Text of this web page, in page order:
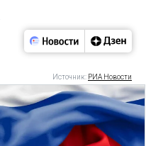
Источник: РИА Новости